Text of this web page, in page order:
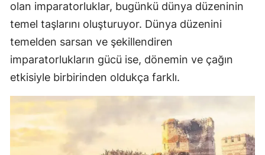
Malatya
Kahramanmaraş
Muğla
Muş
olan imparatorluklar, bugünkü dünya düzeninin
temel taşlarını oluşturuyor. Dünya düzenini
temelden sarsan ve şekillendiren
imparatorlukların gücü ise, dönemin ve çağın
etkisiyle birbirinden oldukça farklı.